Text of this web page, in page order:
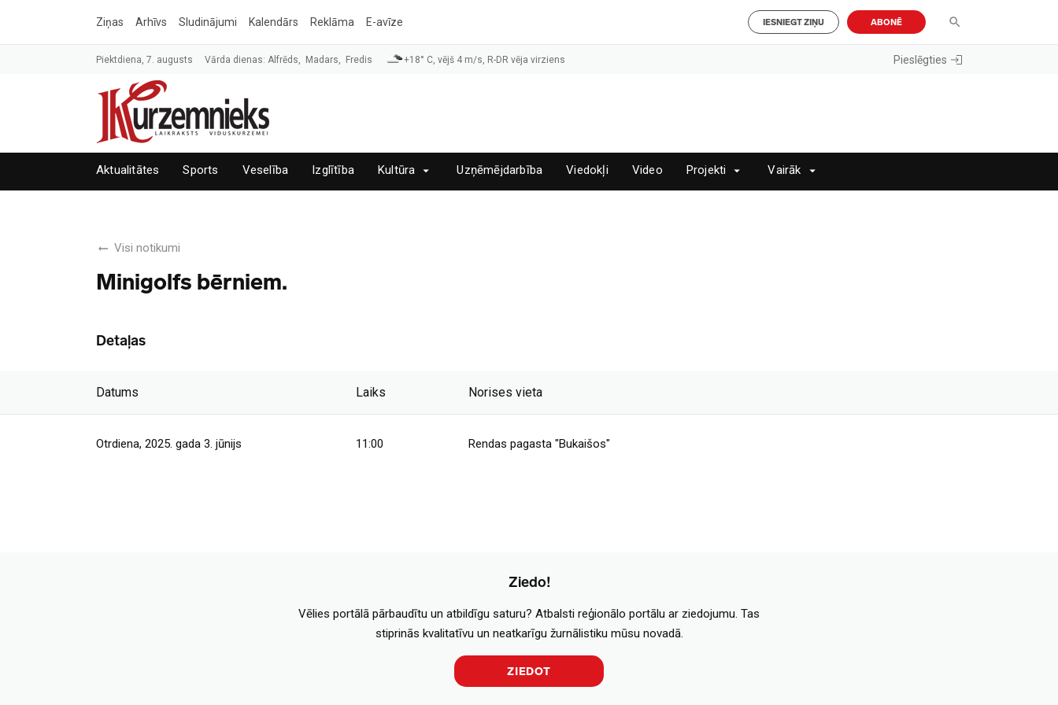
Ziņas Arhīvs Sludinājumi Kalendārs Reklāma E-avīze IESNIEGT ZIŅU ABONĒ
Piektdiena, 7. augusts Vārda dienas: Alfrēds, Madars, Fredis +18° C, vējš 4 m/s, R-DR vēja virziens Pieslēgties
Aktualitātes Sports Veselība Izglītība Kultūra Uzņēmējdarbība Viedokļi Video Projekti Vairāk
Visi notikumi
Minigolfs bērniem.
Detaļas
Datums Laiks Norises vieta
Otrdiena, 2025. gada 3. jūnijs 11:00 Rendas pagasta "Bukaišos"
Ziedo!
Vēlies portālā pārbaudītu un atbildīgu saturu? Atbalsti reģionālo portālu ar ziedojumu. Tas
stiprinās kvalitatīvu un neatkarīgu žurnālistiku mūsu novadā.
ZIEDOT